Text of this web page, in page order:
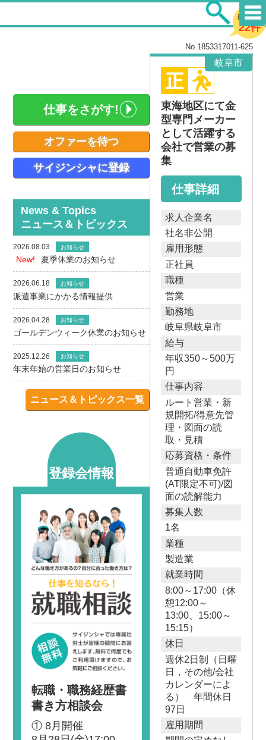
新着求人
22件
No.1853317011-625
岐阜市
東海地区にて金
型専門メーカー
として活躍する
会社で営業の募
集
仕事詳細
求人企業名
社名非公開
雇用形態
正社員
職種
営業
勤務地
岐阜県岐阜市
給与
年収350～500万
円
仕事内容
ルート営業・新
規開拓/得意先管
理・図面の読
取・見積
応募資格・条件
普通自動車免許
(AT限定不可)/図
面の読解能力
募集人数
1名
業種
製造業
就業時間
8:00～17:00（休
憩12:00～
13:00、15:00～
15:15）
休日
週休2日制（日曜
日，その他/会社
カレンダーによ
る） 年間休日
97日
雇用期間
仕事をさがす!
オファーを待つ
サイジンシャに登録
News & Topics
ニュース＆トピックス
2026.08.03 お知らせ
New! 夏季休業のお知らせ
2026.06.18 お知らせ
派遣事業にかかる情報提供
2026.04.28 お知らせ
ゴールデンウィーク休業のお知らせ
2025.12.26 お知らせ
年末年始の営業日のお知らせ
ニュース＆トピックス一覧
登録会情報
転職・職務経歴書
書き方相談会
① 8月開催